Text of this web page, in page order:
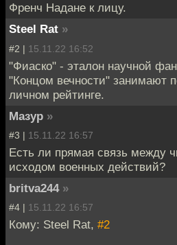
Френч Надане к лицу.
Steel Rat »
#2 | 15.11.22 16:52
"Фиаско" - эталон научной
"Концом вечности" занимают
личном рейтинге.
Мазур »
#3 | 15.11.22 16:57
Есть ли прямая связь между
исходом военных действий?
britva244 »
#4 | 15.11.22 16:57
Кому: Steel Rat, #2